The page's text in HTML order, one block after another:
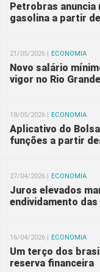
Petrobras anuncia
gasolina a partir
21/05/2026 | ECONOMIA
Novo salário
vigor no Rio
18/05/2026 | ECONOMIA
Aplicativo do
funções a partir
27/04/2026 | ECONOMIA
Juros elevados
endividamento
16/04/2026 | ECONOMIA
Um terço dos
reserva financeira